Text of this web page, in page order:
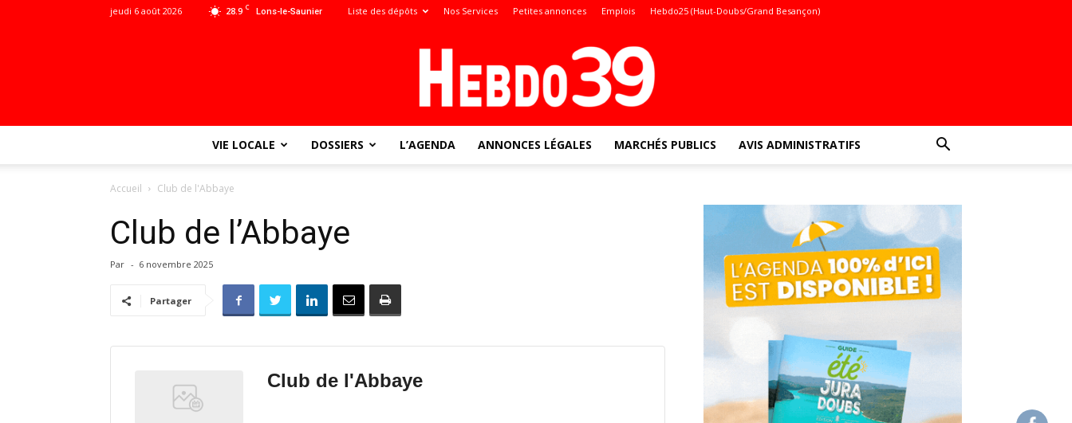
28.9 C Lons-le-Saunier
jeudi 6 août 2026 Liste des dépôts Nos Services Petites annonces Emplois Hebdo25 (Haut-Doubs/Grand Besançon)
VIE LOCALE DOSSIERS L’AGENDA ANNONCES LÉGALES MARCHÉS PUBLICS AVIS ADMINISTRATIFS
Accueil Club de l'Abbaye
Club de l’Abbaye
Par - 6 novembre 2025
Partager
Club de l'Abbaye